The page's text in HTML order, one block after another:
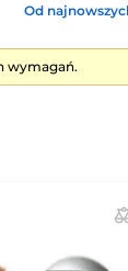
Od
wymagań.